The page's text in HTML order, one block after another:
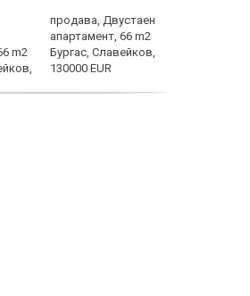
продава, Двустаен
апартамент, 66 m2
Бургас, Славейков,
130000 EUR